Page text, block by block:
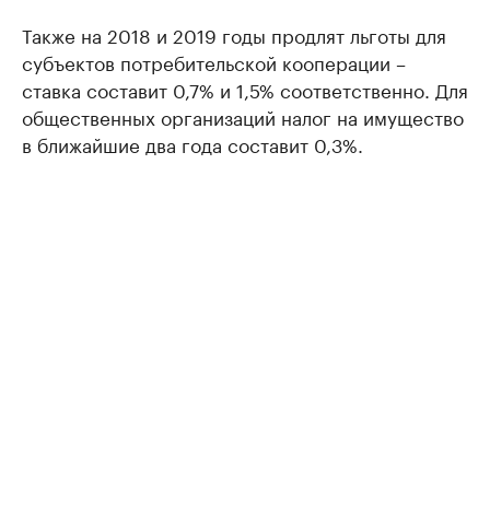
Также на 2018 и 2019 годы продлят льготы для
субъектов потребительской кооперации –
ставка составит 0,7% и 1,5% соответственно. Для
общественных организаций налог на имущество
в ближайшие два года составит 0,3%.